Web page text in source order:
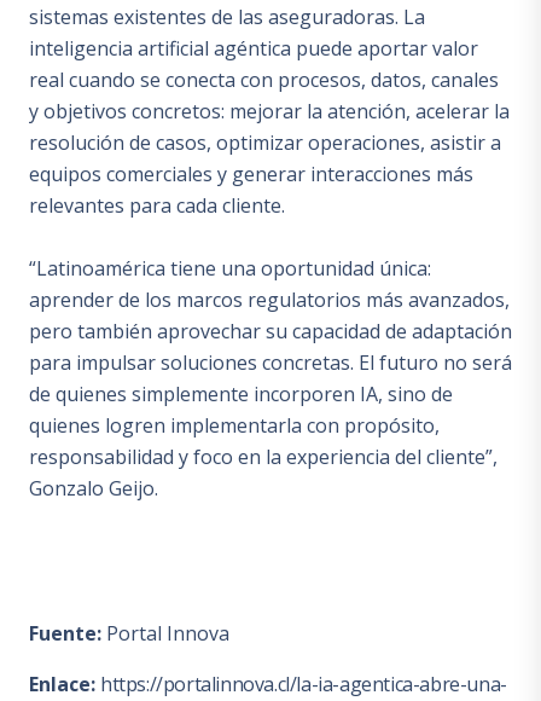
sistemas existentes de las aseguradoras. La
inteligencia artificial agéntica puede aportar valor
real cuando se conecta con procesos, datos, canales
y objetivos concretos: mejorar la atención, acelerar la
resolución de casos, optimizar operaciones, asistir a
equipos comerciales y generar interacciones más
relevantes para cada cliente.
“Latinoamérica tiene una oportunidad única:
aprender de los marcos regulatorios más avanzados,
pero también aprovechar su capacidad de adaptación
para impulsar soluciones concretas. El futuro no será
de quienes simplemente incorporen IA, sino de
quienes logren implementarla con propósito,
responsabilidad y foco en la experiencia del cliente”,
Gonzalo Geijo.
Fuente: Portal Innova
Enlace: https://portalinnova.cl/la-ia-agentica-abre-una-